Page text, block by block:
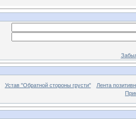
Устав "Обратной стороны грусти"
Лента